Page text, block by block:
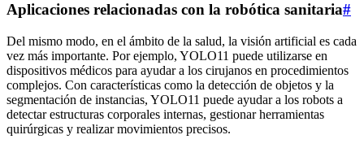
Aplicaciones relacionadas con la robótica sanitaria#
Del mismo modo, en el ámbito de la salud, la visión artificial es cada
vez más importante. Por ejemplo, YOLO11 puede utilizarse en
dispositivos médicos para ayudar a los cirujanos en procedimientos
complejos. Con características como la detección de objetos y la
segmentación de instancias, YOLO11 puede ayudar a los robots a
detectar estructuras corporales internas, gestionar herramientas
quirúrgicas y realizar movimientos precisos.